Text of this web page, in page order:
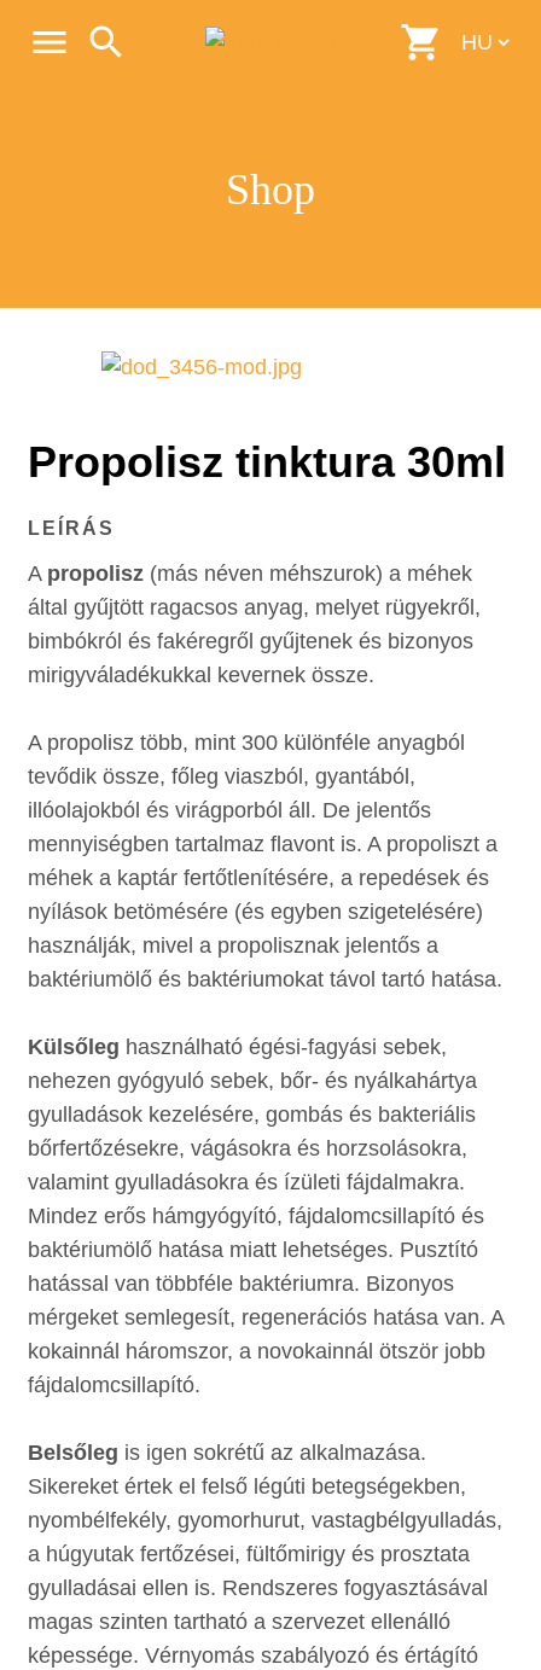
menu search shopping_cart
Shop
Propolisz tinktura 30ml
LEÍRÁS
A propolisz(más néven méhszurok) a méhek
által gyűjtött ragacsos anyag, melyet rügyekről,
bimbókról és fakéregről gyűjtenek és bizonyos
mirigyváladékukkal kevernek össze.
A propolisz több, mint 300 különféle anyagból
tevődik össze, főleg viaszból, gyantából,
illóolajokból és virágporból áll. De jelentős
mennyiségben tartalmaz flavont is. A propoliszt a
méhek a kaptár fertőtlenítésére, a repedések és
nyílások betömésére (és egyben szigetelésére)
használják, mivel a propolisznak jelentős a
baktériumölő és baktériumokat távol tartó hatása.
Külsőleg használható égési-fagyási sebek,
nehezen gyógyuló sebek, bőr- és nyálkahártya
gyulladások kezelésére, gombás és bakteriális
bőrfertőzésekre, vágásokra és horzsolásokra,
valamint gyulladásokra és ízületi fájdalmakra.
Mindez erős hámgyógyító, fájdalomcsillapító és
baktériumölő hatása miatt lehetséges. Pusztító
hatással van többféle baktériumra. Bizonyos
mérgeket semlegesít, regenerációs hatása van. A
kokainnál háromszor, a novokainnál ötször jobb
fájdalomcsillapító.
Belsőleg is igen sokrétű az alkalmazása.
Sikereket értek el felső légúti betegségekben,
nyombélfekély, gyomorhurut, vastagbélgyulladás,
a húgyutak fertőzései, fültőmirigy és prosztata
gyulladásai ellen is. Rendszeres fogyasztásával
magas szinten tartható a szervezet ellenálló
képessége. Vérnyomás szabályozó és értágító